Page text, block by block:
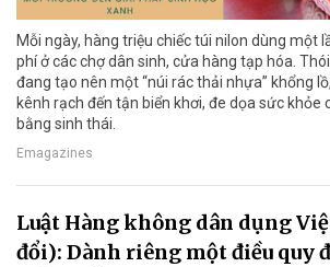
Mỗi ngày, hàng triệu chiếc túi nilon dùng một
phí ở các chợ dân sinh, cửa hàng tạp hóa.
đang tạo nên một “núi rác thải nhựa” khổng
kênh rạch đến tận biển khơi, đe dọa sức khỏe
bằng sinh thái.
Emagazines
Luật Hàng không dân dụng
đổi): Dành riêng một điều quy